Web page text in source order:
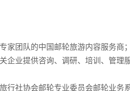
家团队的中国邮轮旅游内容服务商
业提供咨询、调研、培训、管理服
行社协会邮轮专业委员会邮轮业务